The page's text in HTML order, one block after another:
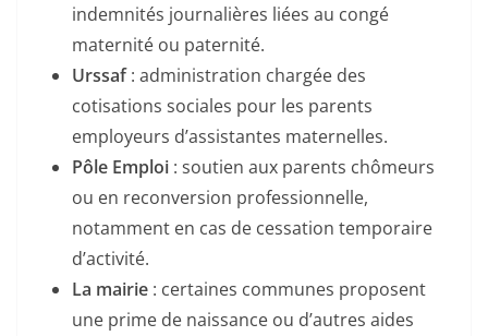
indemnités journalières liées au congé
maternité ou paternité.
Urssaf: administration chargée des
cotisations sociales pour les parents
employeurs d’assistantes maternelles.
Pôle Emploi : soutien aux parents chômeurs
ou en reconversion professionnelle,
notamment en cas de cessation temporaire
d’activité.
La mairie : certaines communes proposent
une prime de naissance ou d’autres aides